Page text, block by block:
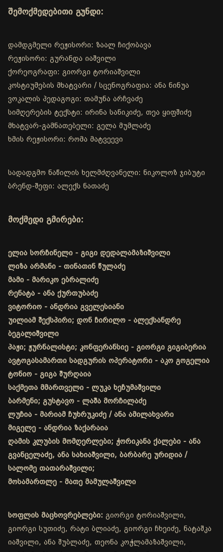
შემოქმედებითი გუნდი:
დამდგმელი რეჟისორი: ზაალ ჩიქობავა
რეჟისორი: გურანდა იაშვილი
ქორეოგრაფი: გიორგი ტორიაშვილი
კოსტიუმების მხატვარი / სცენოგრაფია: ანა ნინუა
ვოკალის პედაგოგი: თამუნა არჩვაძე
სიმღერების ტექსტი: ირინა სანიკიძე, თეა ყიფშიძე
მხატვარ-გამნათებელი: გელა მუმლაძე
ხმის რეჟისორი: რომა მატვეევი
სადადგმო ნაწილის ხელმძღვანელი: ნიკოლოზ ჯიბუტი
ბრენდ-შეფი: ალექს ნათაძე
მოქმედი გმირები:
ელია სორჩინელი - გიგი დედალამაზიშვილი
ლიზა არმანი - თინათინ წულაძე
მამი - მარიკო ებრალიძე
რენატა - ანა ქურთუბაძე
ვიტორიო - ანდრია გველესიანი
უილიამ შექსპირი; დონ ჩირილო - ალექსანდრე
ბეგალიშვილი
პაჟი; ჟურნალისტი; კონფერანსიე - გიორგი გიგიბერია
ავტოგასამართი სადგურის ოპერატორი - აკო გოგელია
ტონიო - გიგა შურღაია
საქმეთა მმართველი - ლუკა ხეჩუმაშვილი
ბარმენი; გუსტავო - ლაშა მორჩილაძე
ლუჩია - მარიამ ჩუხრუკიძე / ანა ამილახვარი
მიგელე - ანდრია ზაქარაია
ღამის კლუბის მომღერლები; ჭორიკანა ქალები - ანა
გვანცელაძე, ანა სახიაშვილი, ბარბარე ურიდია /
სალომე თათარაშვილი;
მოსამართლე - მათე მამულაშვილი
სოფლის მაცხოვრებლები: გიორგი ტორიაშვილი,
გიორგი სუთიძე, რატი ბლიაძე, გიორგი ჩხეიძე, ნატაშკა
იაშვილი, ანა შუბლაძე, თეონა კოჭლამაზაშვილი,